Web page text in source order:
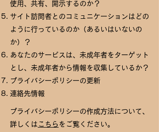
使用、共有、開示するのか？
サイト訪問者とのコミュニケーションはどの
ように行っているのか（あるいはいないの
か）？
あなたのサービスは、未成年者をターゲット
とし、未成年者から情報を収集しているか？
プライバシーポリシーの更新
連絡先情報
プライバシーポリシーの作成方法について、
詳しくは こちら をご覧ください。